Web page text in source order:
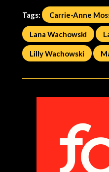
Tags: Carrie-Anne
Lana Wachowski
Lilly Wachowski